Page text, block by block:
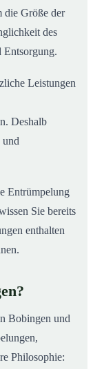
die Größe der
des
Leistungen
Deshalb
Entrümpelung
Sie bereits
enthalten
Bobingen und
Philosophie: